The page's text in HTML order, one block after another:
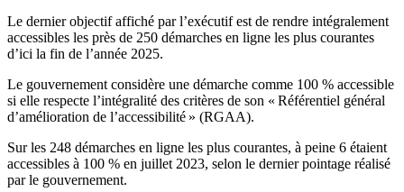
Le dernier objectif affiché par l’exécutif est de rendre intégralement
accessibles les près de 250 démarches en ligne les plus courantes
d’ici la fin de l’année 2025.
Le gouvernement considère une démarche comme 100 % accessible
si elle respecte l’intégralité des critères de son « Référentiel général
d’amélioration de l’accessibilité » (RGAA).
Sur les 248 démarches en ligne les plus courantes, à peine 6 étaient
accessibles à 100 % en juillet 2023, selon le dernier pointage réalisé
par le gouvernement.